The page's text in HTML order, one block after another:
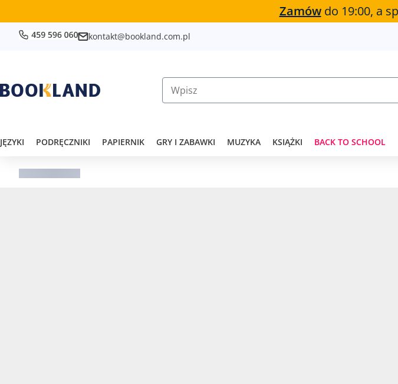
Zamówdo 19:00, a
kontakt@bookland.com.pl
JĘZYKI PODRĘCZNIKI PAPIERNIK GRY I ZABAWKI MUZYKA KSIĄŻKI BACK TO SCHOOL